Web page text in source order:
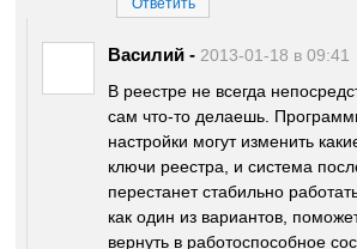
Василий - 2013-01-18 в 09:41
В реестре не всегда
сам что-то делаешь.
настройки могут изменить
ключи реестра, и система
перестанет стабильно
как один из вариантов,
вернуть в работоспособное